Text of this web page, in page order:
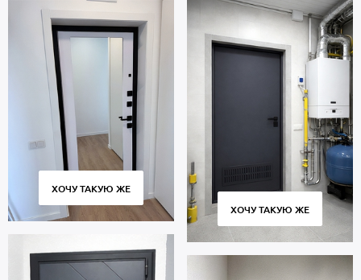
ХОЧУ ТАКУЮ ЖЕ
ХОЧУ ТАКУЮ ЖЕ